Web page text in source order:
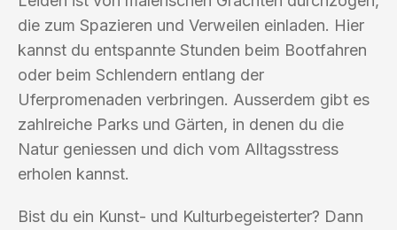
die zum Spazieren und Verweilen einladen. Hier
kannst du entspannte Stunden beim Bootfahren
oder beim Schlendern entlang der
Uferpromenaden verbringen. Ausserdem gibt es
zahlreiche Parks und Gärten, in denen du die
Natur geniessen und dich vom Alltagsstress
erholen kannst.
Bist du ein Kunst- und Kulturbegeisterter? Dann